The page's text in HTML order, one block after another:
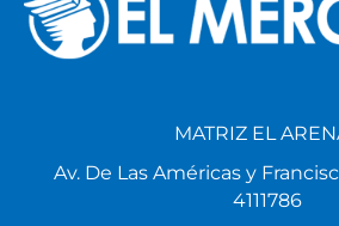
MATRIZ EL
Av. De Las Américas y
4111786